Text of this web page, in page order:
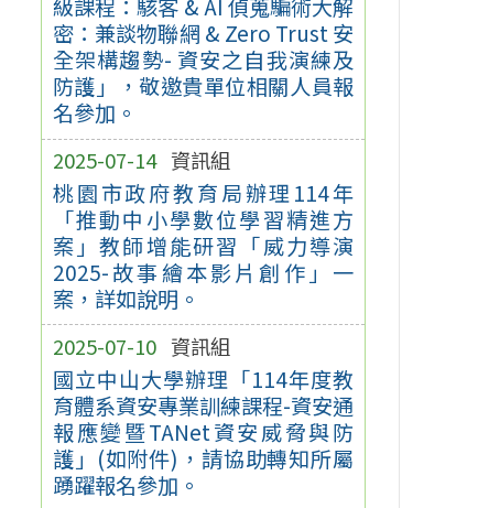
級課程：駭客 & AI 偵蒐騙術大解
密：兼談物聯網 & Zero Trust 安
全架構趨勢- 資安之自我演練及
防護」，敬邀貴單位相關人員報
名參加。
2025-07-14 資訊組
桃園市政府教育局辦理114年
「推動中小學數位學習精進方
案」教師增能研習「威力導演
2025-故事繪本影片創作」一
案，詳如說明。
2025-07-10 資訊組
國立中山大學辦理「114年度教
育體系資安專業訓練課程-資安通
報應變暨TANet資安威脅與防
護」(如附件)，請協助轉知所屬
踴躍報名參加。